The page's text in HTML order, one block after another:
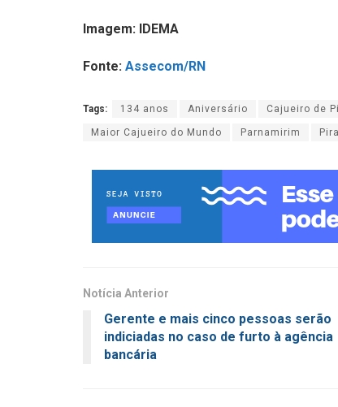
Imagem: IDEMA
Fonte: Assecom/RN
Tags: 134 anos Aniversário Cajueiro de
Maior Cajueiro do Mundo Parnamirim
Notícia Anterior
Gerente e mais cinco pessoas serão
indiciadas no caso de furto à agência
bancária